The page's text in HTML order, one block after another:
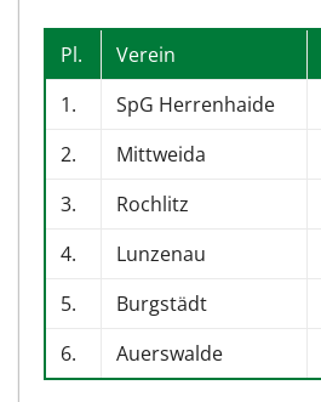
Pl. Verein
1.
SpG Herrenhaide
2.
Mittweida
3.
Rochlitz
4.
Lunzenau
5.
Burgstädt
6.
Auerswalde